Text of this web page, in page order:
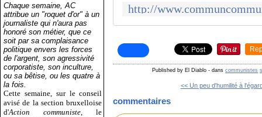
Chaque semaine, AC
attribue un "roquet d'or" à un
journaliste qui n'aura pas
honoré son métier, que ce
soit par sa complaisance
politique envers les forces
de l'argent, son agressivité
corporatiste, son inculture,
ou sa bêtise, ou les quatre à
la fois.
Cette semaine, sur le conseil
avisé de la section bruxelloise
d'Action communiste , le
Published by El Diablo - danscommunistes
<< Un peu d'humilité à
commentaires